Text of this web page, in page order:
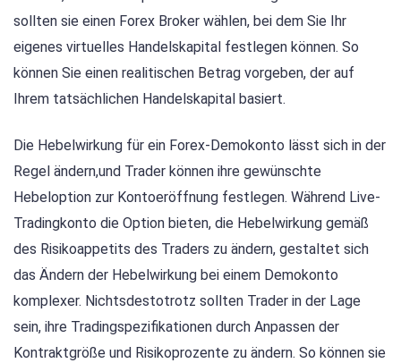
sollten sie einen Forex Broker wählen, bei dem Sie Ihr
eigenes virtuelles Handelskapital festlegen können. So
können Sie einen realitischen Betrag vorgeben, der auf
Ihrem tatsächlichen Handelskapital basiert.
Die Hebelwirkung für ein Forex-Demokonto lässt sich in der
Regel ändern,und Trader können ihre gewünschte
Hebeloption zur Kontoeröffnung festlegen. Während Live-
Tradingkonto die Option bieten, die Hebelwirkung gemäß
des Risikoappetits des Traders zu ändern, gestaltet sich
das Ändern der Hebelwirkung bei einem Demokonto
komplexer. Nichtsdestotrotz sollten Trader in der Lage
sein, ihre Tradingspezifikationen durch Anpassen der
Kontraktgröße und Risikoprozente zu ändern. So können sie